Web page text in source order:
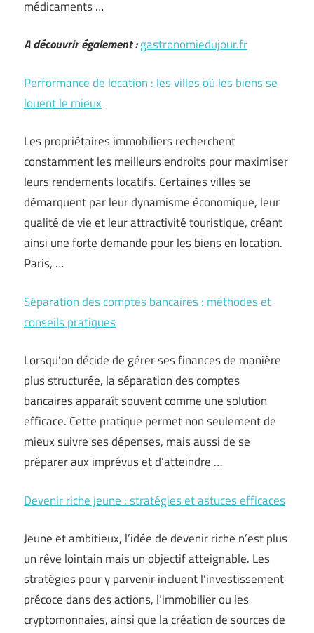
médicaments …
A découvrir également :gastronomiedujour.fr
Performance de location : les villes où les biens se
louent le mieux
Les propriétaires immobiliers recherchent
constamment les meilleurs endroits pour maximiser
leurs rendements locatifs. Certaines villes se
démarquent par leur dynamisme économique, leur
qualité de vie et leur attractivité touristique, créant
ainsi une forte demande pour les biens en location.
Paris, …
Séparation des comptes bancaires : méthodes et
conseils pratiques
Lorsqu’on décide de gérer ses finances de manière
plus structurée, la séparation des comptes
bancaires apparaît souvent comme une solution
efficace. Cette pratique permet non seulement de
mieux suivre ses dépenses, mais aussi de se
préparer aux imprévus et d’atteindre …
Devenir riche jeune : stratégies et astuces efficaces
Jeune et ambitieux, l’idée de devenir riche n’est plus
un rêve lointain mais un objectif atteignable. Les
stratégies pour y parvenir incluent l’investissement
précoce dans des actions, l’immobilier ou les
cryptomonnaies, ainsi que la création de sources de